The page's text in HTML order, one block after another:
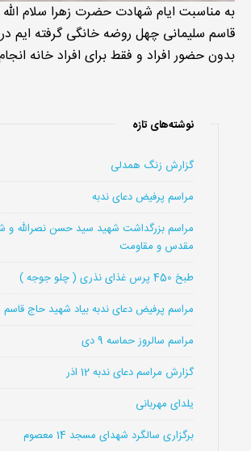
به مناسبت ایام شهادت حضرت زهرا سلام
قاسم سلیمانی چهل روضه خانگی گرفته ایم
بدون حضور افراد و فقط برای افراد خانه
نوشته‌های تازه
گزارش زنگ همدلی
مراسم پرفیض دعای ندبه
مراسم بزرگداشت شهید سید حسن نصرالله و
مقدس و مقاومت
طبخ 450 پرس غذای نذری ( چلو جوجه )
مراسم پرفیض دعای ندبه بیاد شهید حاج قاسم
مراسم سالروز حماسه 9 دی
گزارش مراسم دعای ندبه 12 اذر
یلدای مهربانی
برگزاری سالگرد شهدای مسجد 14 معصوم